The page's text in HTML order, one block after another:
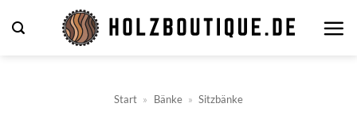
Inhalt
Start » Bänke » Sitzbänke